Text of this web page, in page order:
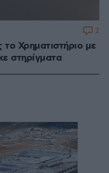
Χρηματιστήριο με
στηρίγματα
2